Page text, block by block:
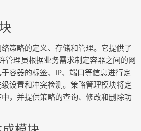
策略的定义、存储和管理。它提供了
管理员根据业务需求制定容器之间的网
容器的标签、IP、端口等信息进行定
设置和冲突检测。策略管理模块将定
，并提供策略的查询、修改和删除功